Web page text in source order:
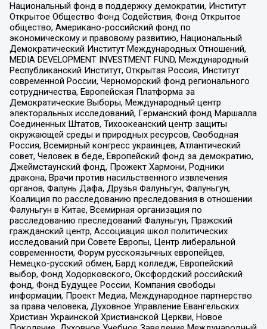
Национальный фонд в поддержку демократии, Институт
Открытое Общество Фонд Содействия, Фонд Открытое
общество, Американо-российский фонд по
экономическому и правовому развитию, Национальный
Демократический Институт Международных Отношений,
MEDIA DEVELOPMENT INVESTMENT FUND, Международный
Республиканский Институт, Открытая Россия, Институт
современной России, Черноморский фонд регионального
сотрудничества, Европейская Платформа за
Демократические Выборы, Международный центр
электоральных исследований, Германский фонд Маршалла
Соединенных Штатов, Тихоокеанский центр защиты
окружающей среды и природных ресурсов, Свободная
Россия, Всемирный конгресс украинцев, Атлантический
совет, Человек в беде, Европейский фонд за демократию,
Джеймстаунский фонд, Прожект Хармони, Родники
дракона, Врачи против насильственного извлечения
органов, Фалунь Дафа, Друзья Фалуньгун, Фалуньгун,
Коалиция по расследованию преследования в отношении
Фалуньгун в Китае, Всемирная организация по
расследованию преследований Фалуньгун, Пражский
гражданский центр, Ассоциация школ политических
исследований при Совете Европы, Центр либеральной
современности, Форум русскоязычных европейцев,
Немецко-русский обмен, Бард колледж, Европейский
выбор, Фонд Ходорковского, Оксфордский российский
фонд, Фонд Будущее России, Компания свободы
информации, Проект Медиа, Международное партнерство
за права человека, Духовное Управление Евангельских
Христиан Украинской Христианской Церкви, Новое